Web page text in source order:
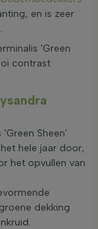
en is zeer
'Green
contrast
Sheen'
hele jaar door,
het opvullen van
dekking